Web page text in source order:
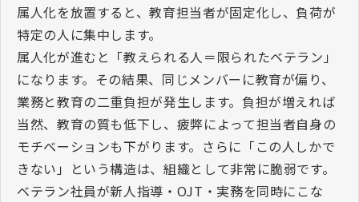
属人化を放置すると、教育担当者が固定化し、負荷が
特定の人に集中します。
属人化が進むと「教えられる人＝限られたベテラン」
になります。その結果、同じメンバーに教育が偏り、
業務と教育の二重負担が発生します。負担が増えれば
当然、教育の質も低下し、疲弊によって担当者自身の
モチベーションも下がります。さらに「この人しかで
きない」という構造は、組織として非常に脆弱です。
ベテラン社員が新人指導・ OJT ・実務を同時にこな